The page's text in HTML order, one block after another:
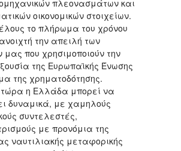
πλεονασμάτων και
οικονομικών στοιχείων.
το πλήρωμα του χρόνου
την απειλή των
μας που χρησιμοποιούν την
της Ευρωπαϊκής Ένωσης
της χρηματοδότησης.
τώρα η Ελλάδα μπορεί να
δυναμικά, με χαμηλούς
συντελεστές,
με προνόμια της
ναυτιλιακής μεταφορικής